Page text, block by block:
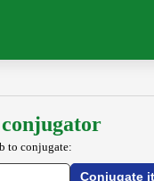
to conjugate: